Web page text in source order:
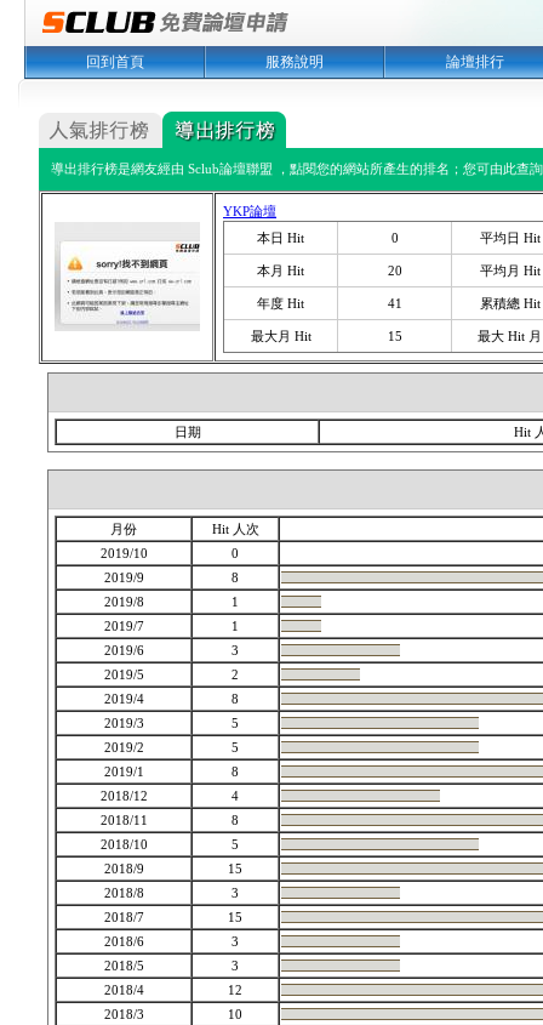
回到首頁 服務說明 論壇排行
導出排行榜是網友經由 Sclub論壇聯盟 ，點閱您的網站所產生的排名；您可由此查
YKP論壇
本日 Hit
0 平均日 Hit
本月 Hit 20 平均月 Hit
年度 Hit 41 累積總 Hit
最大月 Hit 15 最大 Hit 月
日期 Hit
月份
Hit 人次
2019/10
0
2019/9
8
2019/8
1
2019/7
1
2019/6
3
2019/5
2
2019/4
8
2019/3
5
2019/2
5
2019/1
8
2018/12
4
2018/11
8
2018/10
5
2018/9
15
2018/8
3
2018/7
15
2018/6
3
2018/5
3
2018/4
12
2018/3
10